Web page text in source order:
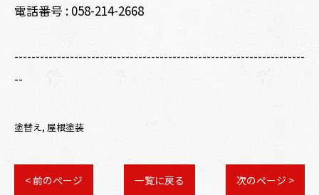
電話番号 : 058-214-2668
--------------------------------------------------------------------
--
塗替え 屋根塗装
< 前のページ 一覧に戻る 次のページ >